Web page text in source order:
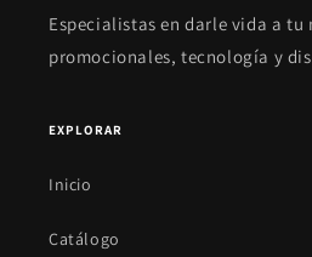
Especialistas en darle vida a
promocionales, tecnología y
EXPLORAR
Inicio
Catálogo